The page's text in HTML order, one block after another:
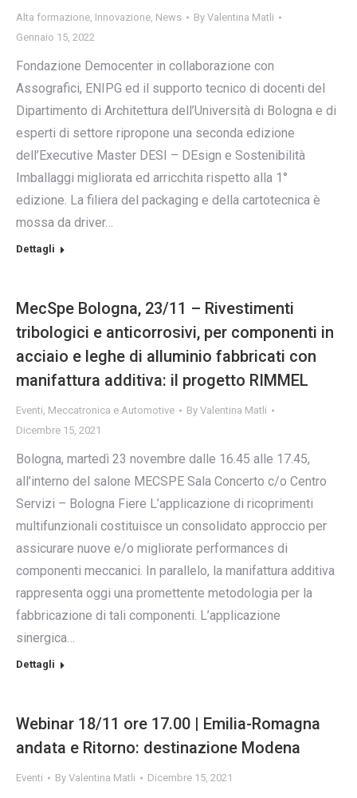
Alta formazione, Innovazione, News By Valentina Matli
Gennaio 15, 2022
Fondazione Democenter in collaborazione con
Assografici, ENIPG ed il supporto tecnico di docenti del
Dipartimento di Architettura dell’Università di Bologna e di
esperti di settore ripropone una seconda edizione
dell’Executive Master DESI – DEsign e Sostenibilità
Imballaggi migliorata ed arricchita rispetto alla 1°
edizione. La filiera del packaging e della cartotecnica è
mossa da driver…
Dettagli
MecSpe Bologna, 23/11 – Rivestimenti
tribologici e anticorrosivi, per componenti in
acciaio e leghe di alluminio fabbricati con
manifattura additiva: il progetto RIMMEL
Eventi, Meccatronica e Automotive By Valentina Matli
Dicembre 15, 2021
Bologna, martedì 23 novembre dalle 16.45 alle 17.45,
all’interno del salone MECSPE Sala Concerto c/o Centro
Servizi – Bologna Fiere L’applicazione di ricoprimenti
multifunzionali costituisce un consolidato approccio per
assicurare nuove e/o migliorate performances di
componenti meccanici. In parallelo, la manifattura additiva
rappresenta oggi una promettente metodologia per la
fabbricazione di tali componenti. L’applicazione
sinergica…
Dettagli
Webinar 18/11 ore 17.00 | Emilia-Romagna
andata e Ritorno: destinazione Modena
Eventi By Valentina Matli Dicembre 15, 2021